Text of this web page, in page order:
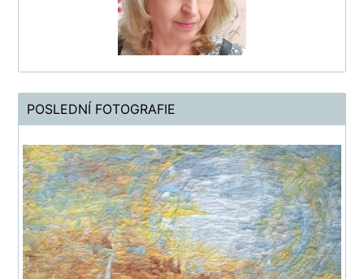
POSLEDNÍ FOTOGRAFIE